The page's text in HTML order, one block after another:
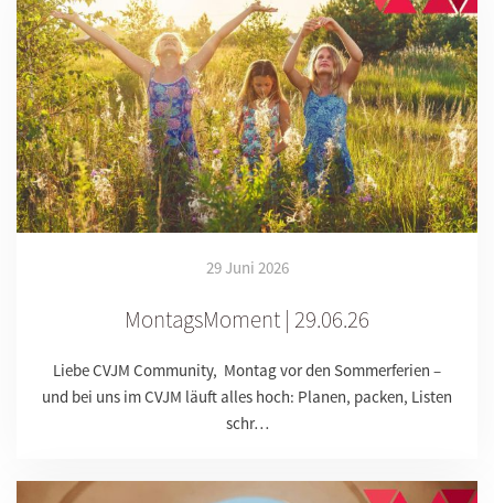
29 Juni 2026
MontagsMoment | 29.06.26
Liebe CVJM Community, Montag vor den Sommerferien –
und bei uns im CVJM läuft alles hoch: Planen, packen, Listen
schr…